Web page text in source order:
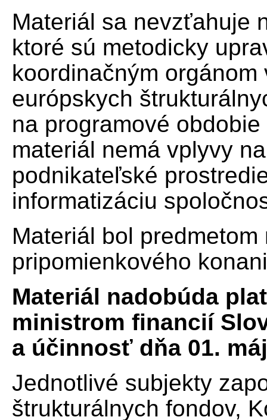
Materiál sa nevzťahuje
ktoré sú metodicky
koordinačným
európskych
na programové
materiál nemá vplyvy
podnikateľské
informatizáciu
Materiál bol
pripomienkového
Materiál nadobúda
ministrom financií
a účinnosť dňa 01.
Jednotlivé subjekty
štrukturálnych fondov,